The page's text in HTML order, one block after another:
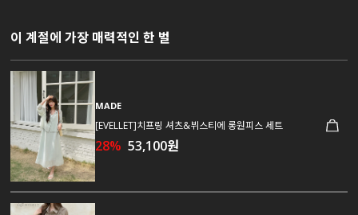
이 계절에 가장 매력적인 한 벌
MADE
[EVELLET]치프링 셔츠&뷔스티에 롱원피스 세트
28% 53,100원